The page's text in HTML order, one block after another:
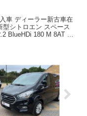
車 ディーラー新古車在
型シトロエン スペース